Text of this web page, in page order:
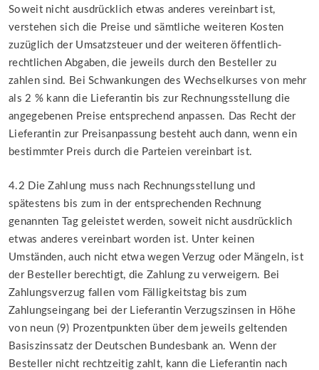
Soweit nicht ausdrücklich etwas anderes vereinbart ist,
verstehen sich die Preise und sämtliche weiteren Kosten
zuzüglich der Umsatzsteuer und der weiteren öffentlich-
rechtlichen Abgaben, die jeweils durch den Besteller zu
zahlen sind. Bei Schwankungen des Wechselkurses von mehr
als 2 % kann die Lieferantin bis zur Rechnungsstellung die
angegebenen Preise entsprechend anpassen. Das Recht der
Lieferantin zur Preisanpassung besteht auch dann, wenn ein
bestimmter Preis durch die Parteien vereinbart ist.
4.2 Die Zahlung muss nach Rechnungsstellung und
spätestens bis zum in der entsprechenden Rechnung
genannten Tag geleistet werden, soweit nicht ausdrücklich
etwas anderes vereinbart worden ist. Unter keinen
Umständen, auch nicht etwa wegen Verzug oder Mängeln, ist
der Besteller berechtigt, die Zahlung zu verweigern. Bei
Zahlungsverzug fallen vom Fälligkeitstag bis zum
Zahlungseingang bei der Lieferantin Verzugszinsen in Höhe
von neun (9) Prozentpunkten über dem jeweils geltenden
Basiszinssatz der Deutschen Bundesbank an. Wenn der
Besteller nicht rechtzeitig zahlt, kann die Lieferantin nach